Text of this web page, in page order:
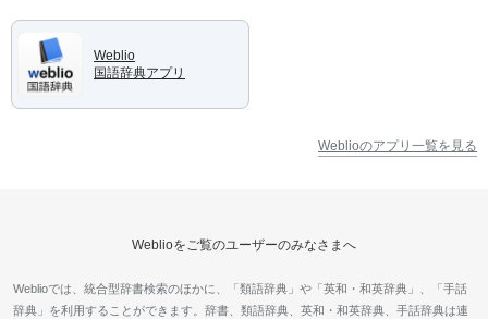
Weblio
国語辞典アプリ
Weblioのアプリ一覧を見る
Weblioをご覧のユーザーのみなさまへ
Weblioでは、統合型辞書検索のほかに、「類語辞典」や「英和・和英辞典」、「手話
辞典」を利用することができます。辞書、類語辞典、英和・和英辞典、手話辞典は連